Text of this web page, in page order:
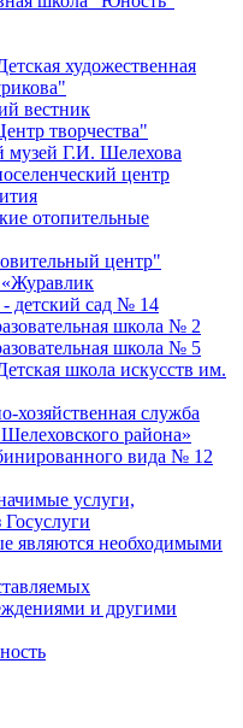
художественная
вестник
творчества"
Г.И. Шелехова
центр
отопительные
центр"
детский сад № 14
школа № 2
школа № 5
школа искусств им.
служба
района»
вида № 12
услуги,
Госуслуги
являются необходимыми
и другими